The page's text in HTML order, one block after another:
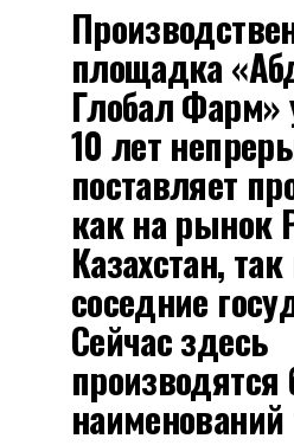
площадка
Глобал Фарм»
10 лет
поставляет
как на рынок
Казахстан,
соседние
Сейчас здесь
производятся